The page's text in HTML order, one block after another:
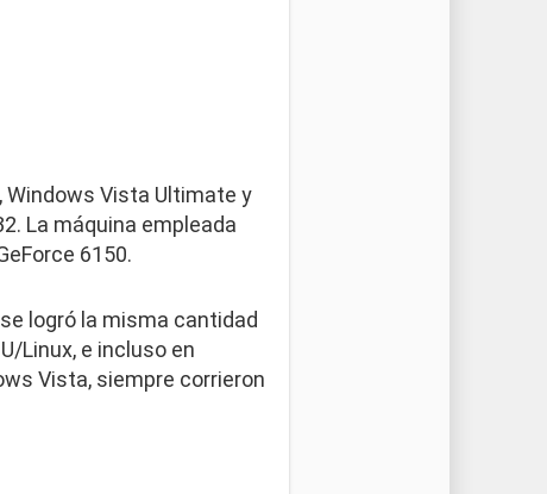
Windows Vista Ultimate y
La máquina empleada
6150.
logró la misma cantidad
Linux, e incluso en
Vista, siempre corrieron